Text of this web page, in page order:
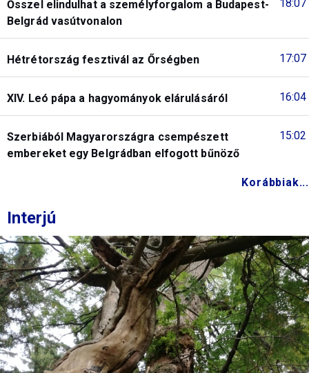
18:07
Ősszel elindulhat a személyforgalom a Budapest-
Belgrád vasútvonalon
17:07
Hétrétország fesztivál az Őrségben
16:04
XIV. Leó pápa a hagyományok elárulásáról
15:02
Szerbiából Magyarországra csempészett
embereket egy Belgrádban elfogott bűnöző
Korábbiak...
Interjú